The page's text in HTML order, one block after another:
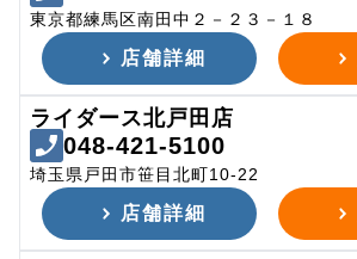
東京都練馬区南田中２－２３－１８
店舗詳細
ライダース北戸田店
048-421-5100
埼玉県戸田市笹目北町10-22
店舗詳細